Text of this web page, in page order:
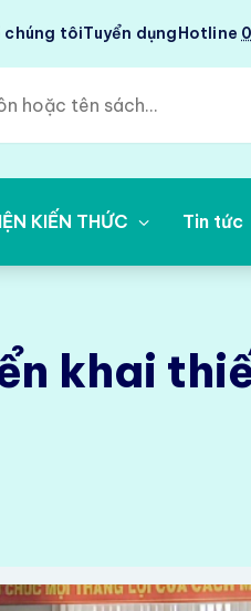
chúng tôiTuyển dụngHotline
KIẾN THỨC Tin tức
khai